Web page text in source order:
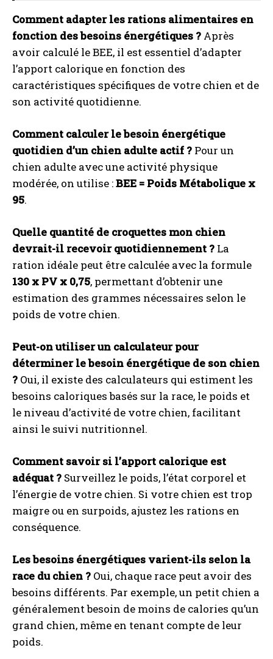
Comment adapter les rations alimentaires en
fonction des besoins énergétiques ? Après
avoir calculé le BEE, il est essentiel d’adapter
l’apport calorique en fonction des
caractéristiques spécifiques de votre chien et de
son activité quotidienne.
Comment calculer le besoin énergétique
quotidien d’un chien adulte actif ? Pour un
chien adulte avec une activité physique
modérée, on utilise :BEE = Poids Métabolique x
95.
Quelle quantité de croquettes mon chien
devrait-il recevoir quotidiennement ? La
ration idéale peut être calculée avec la formule
130 x PV x 0,75, permettant d’obtenir une
estimation des grammes nécessaires selon le
poids de votre chien.
Peut-on utiliser un calculateur pour
déterminer le besoin énergétique de son chien
? Oui, il existe des calculateurs qui estiment les
besoins caloriques basés sur la race, le poids et
le niveau d’activité de votre chien, facilitant
ainsi le suivi nutritionnel.
Comment savoir si l’apport calorique est
adéquat ? Surveillez le poids, l’état corporel et
l’énergie de votre chien. Si votre chien est trop
maigre ou en surpoids, ajustez les rations en
conséquence.
Les besoins énergétiques varient-ils selon la
race du chien ? Oui, chaque race peut avoir des
besoins différents. Par exemple, un petit chien a
généralement besoin de moins de calories qu’un
grand chien, même en tenant compte de leur
poids.